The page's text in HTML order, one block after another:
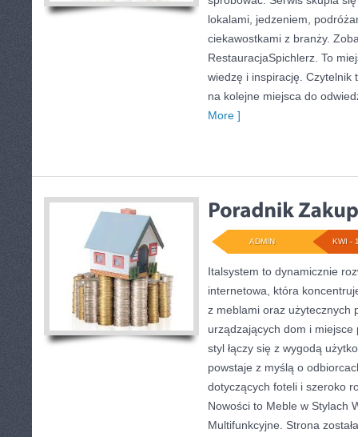
lokalami, jedzeniem,
ciekawostkami z branży.
RestauracjaSpichlerz. To
wiedzę i inspirację. Czytelnik
na kolejne miejsca do
More ]
KWI -
ADMIN
Italsystem to dynamicznie
internetowa, która
z meblami oraz użytecznych
urządzających dom i miejsce
styl łączy się z wygodą
powstaje z myślą o
dotyczących foteli i szeroko
Nowości to Meble w Stylach
Multifunkcyjne. Strona